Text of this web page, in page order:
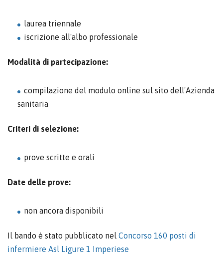
laurea triennale
iscrizione all'albo professionale
Modalità di partecipazione:
compilazione del modulo online sul sito dell'Azienda
sanitaria
Criteri di selezione:
prove scritte e orali
Date delle prove:
non ancora disponibili
Il bando è stato pubblicato nel Concorso 160 posti di
infermiere Asl Ligure 1 Imperiese